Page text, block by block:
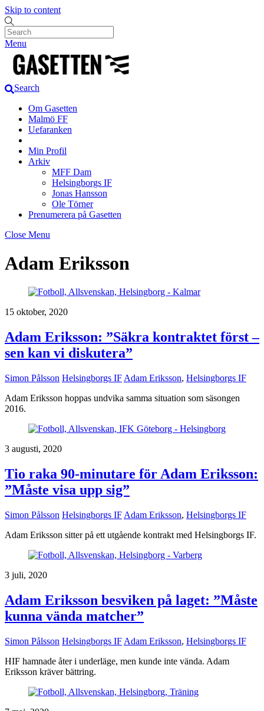
Skip to content
Menu
Search
Om Gasetten
Malmö FF
Uefaranken
Min Profil
Arkiv
MFF Dam
Helsingborgs IF
Jonas Hansson
Ole Törner
Prenumerera på Gasetten
Close Menu
Adam Eriksson
15 oktober, 2020
Adam Eriksson: ”Säkra kontraktet först –
sen kan vi diskutera”
Simon Pålsson Helsingborgs IF Adam Eriksson, Helsingborgs IF
Adam Eriksson hoppas undvika samma situation som säsongen
2016.
3 augusti, 2020
Tio raka 90-minutare för Adam Eriksson:
”Måste visa upp sig”
Simon Pålsson Helsingborgs IF Adam Eriksson, Helsingborgs IF
Adam Eriksson sitter på ett utgående kontrakt med Helsingborgs IF.
3 juli, 2020
Adam Eriksson besviken på laget: ”Måste
kunna vända matcher”
Simon Pålsson Helsingborgs IF Adam Eriksson, Helsingborgs IF
HIF hamnade åter i underläge, men kunde inte vända. Adam
Eriksson kräver bättring.